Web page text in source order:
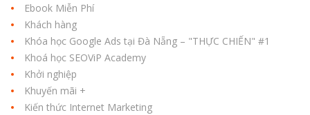
Ebook Miễn Phí
Khách hàng
Khóa học Google Ads tại Đà Nẵng – "THỰC CHIẾN" #1
Khoá học SEOViP Academy
Khởi nghiệp
Khuyến mãi +
Kiến thức Internet Marketing